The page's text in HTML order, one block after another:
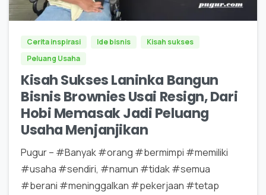
Cerita inspirasi Ide bisnis
Kisah sukses
Peluang Usaha
Kisah Sukses Laninka Bangun
Bisnis Brownies Usai Resign, Dari
Hobi Memasak Jadi Peluang
Usaha Menjanjikan
Pugur – #Banyak #orang #bermimpi #memiliki
#usaha #sendiri, #namun #tidak #semua
#berani #meninggalkan #pekerjaan #tetap